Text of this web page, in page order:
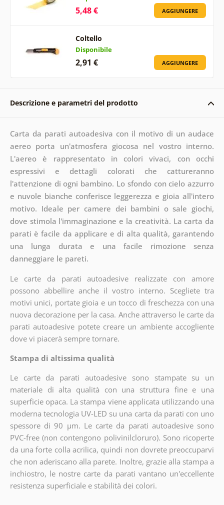
5,48 € AGGIUNGERE
Coltello
Disponibile
2,91 € AGGIUNGERE
Descrizione e parametri del prodotto
Carta da parati autoadesiva con il motivo di un audace
aereo porta un'atmosfera giocosa nel vostro interno.
L'aereo è rappresentato in colori vivaci, con occhi
espressivi e dettagli colorati che cattureranno
l'attenzione di ogni bambino. Lo sfondo con cielo azzurro
e nuvole bianche conferisce leggerezza e gioia all'intero
motivo. Ideale per camere dei bambini o sale giochi,
dove stimola l'immaginazione e la creatività. La carta da
parati è facile da applicare e di alta qualità, garantendo
una lunga durata e una facile rimozione senza
danneggiare le pareti.
Le carte da parati autoadesive realizzate con amore
possono abbellire anche il vostro interno. Scegliete tra
motivi unici, portate gioia e un tocco di freschezza con una
nuova decorazione per la casa. Anche attraverso le carte da
parati autoadesive potete creare un ambiente accogliente
dove vi piacerà sempre tornare.
Stampa di altissima qualità
Le carte da parati autoadesive sono stampate su un
materiale di alta qualità con una struttura fine e una
superficie opaca. La stampa viene applicata utilizzando una
moderna tecnologia UV-LED su una carta da parati con uno
spessore di 90 µm. Le carte da parati autoadesive sono
PVC-free (non contengono polivinilcloruro). Sono ricoperte
da una forte colla acrilica, quindi non dovrete preoccuparvi
che non aderiscano alla parete. Inoltre, grazie alla stampa a
inchiostro, le nostre carte da parati vantano un'eccellente
resistenza superficiale e stabilità dei colori.